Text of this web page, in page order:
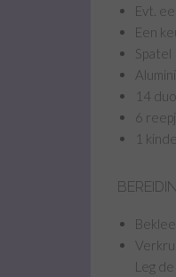
Evt.
Een
Spatel
14
6
1
Leg